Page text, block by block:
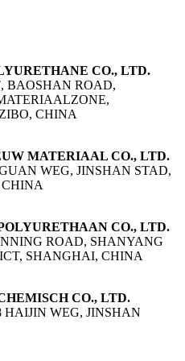
CO., LTD.
BAOSHAN ROAD,
CHINA
MATERIAAL CO., LTD.
WEG, JINSHAN STAD,
CO., LTD.
ROAD, SHANYANG
SHANGHAI, CHINA
CO., LTD.
HAIJIN WEG, JINSHAN